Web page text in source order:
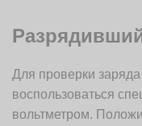
Для проверки
воспользоваться
вольтметром.